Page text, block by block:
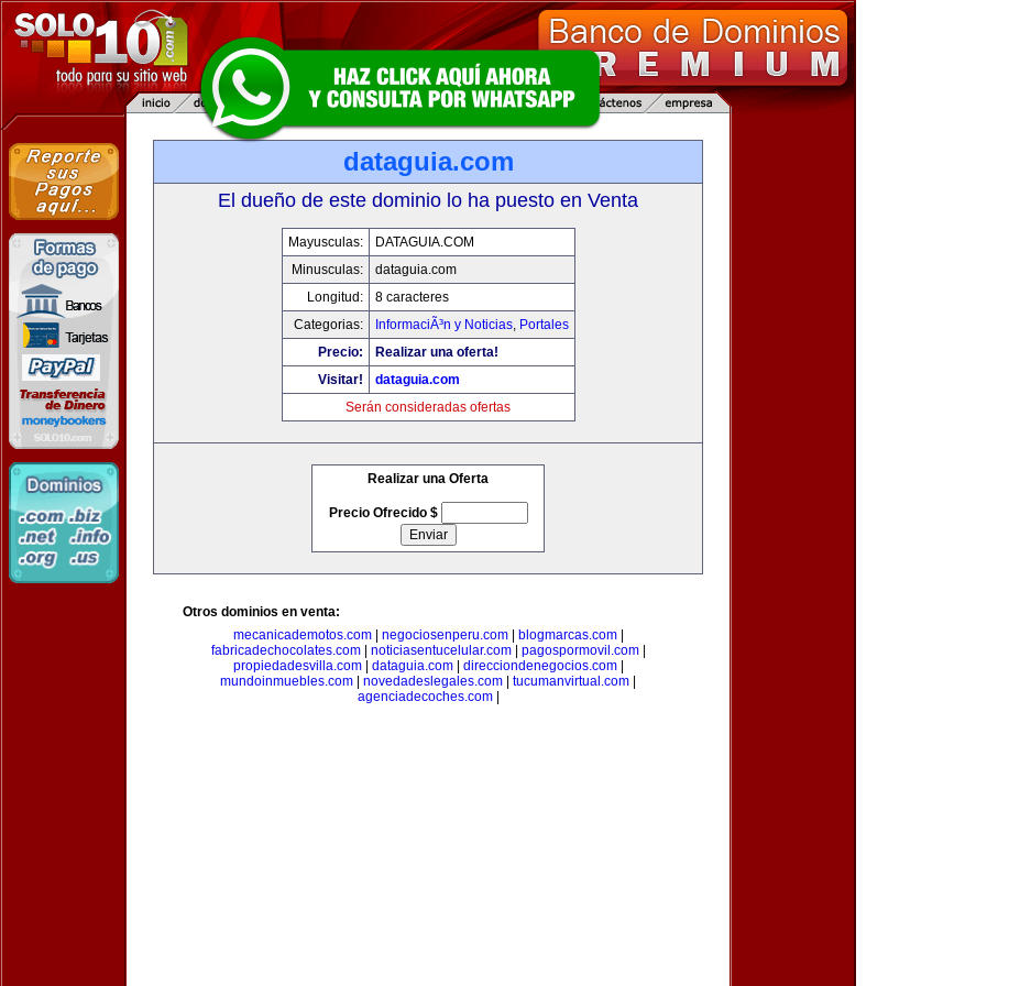
dataguia.com
El dueño de este dominio lo ha puesto en Venta
Mayusculas:
DATAGUIA.COM
Minusculas:
dataguia.com
Longitud:
8 caracteres
Categorias:
InformaciÃ³n y Noticias, Portales
Precio:
Realizar una oferta!
Visitar!
dataguia.com
Serán consideradas ofertas
Realizar una Oferta
Precio Ofrecido $
Otros dominios en venta:
mecanicademotos.com| negociosenperu.com| blogmarcas.com|
fabricadechocolates.com| noticiasentucelular.com| pagospormovil.com|
propiedadesvilla.com| dataguia.com| direcciondenegocios.com|
mundoinmuebles.com
novedadeslegales.com tucumanvirtual.com
agenciadecoches.com|